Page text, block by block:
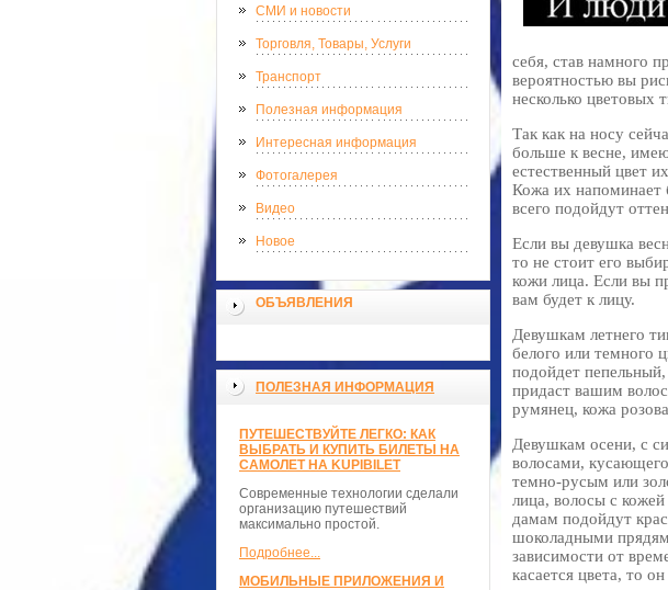
СМИ и новости
Торговля, Товары, Услуги
Транспорт
Полезная информация
Интересная информация
Фотогалерея
Видео
Новое
ОБЪЯВЛЕНИЯ
ПОЛЕЗНАЯ ИНФОРМАЦИЯ
ПУТЕШЕСТВУЙТЕ ЛЕГКО: КАК
ВЫБРАТЬ И КУПИТЬ БИЛЕТЫ НА
САМОЛЕТ НА KUPIBILET
Современные технологии сделали
организацию путешествий
максимально простой.
Подробнее...
МОБИЛЬНЫЕ ПРИЛОЖЕНИЯ И
себя, став намного
вероятностью вы
несколько цветовых
Так как на носу
больше к весне,
естественный цвет
Кожа их напоминает
всего подойдут
Если вы девушка
то не стоит его
кожи лица. Если вы
вам будет к лицу.
Девушкам летнего
белого или темного
подойдет
придаст вашим
румянец, кожа
Девушкам осени, с
волосами,
темно-русым или
лица, волосы с
дамам подойдут
шоколадными
зависимости от
касается цвета, то